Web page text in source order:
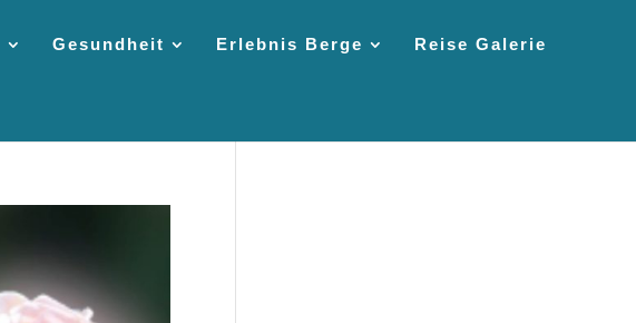
Gesundheit Erlebnis Berge Reise Galerie